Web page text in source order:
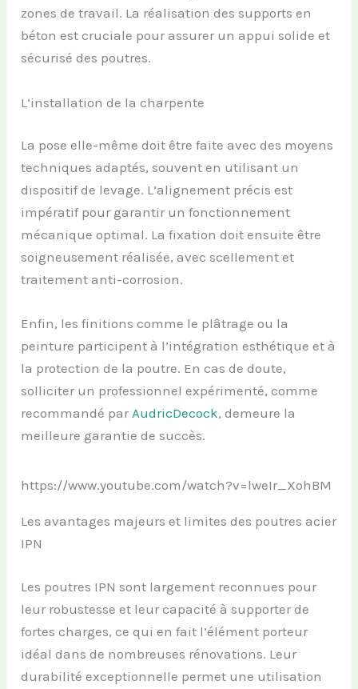
zones de travail. La réalisation des supports en
béton est cruciale pour assurer un appui solide et
sécurisé des poutres.
L’installation de la charpente
La pose elle-même doit être faite avec des moyens
techniques adaptés, souvent en utilisant un
dispositif de levage. L’alignement précis est
impératif pour garantir un fonctionnement
mécanique optimal. La fixation doit ensuite être
soigneusement réalisée, avec scellement et
traitement anti-corrosion.
Enfin, les finitions comme le plâtrage ou la
peinture participent à l’intégration esthétique et à
la protection de la poutre. En cas de doute,
solliciter un professionnel expérimenté, comme
recommandé parAudricDecock, demeure la
meilleure garantie de succès.
https://www.youtube.com/watch?v=lweIr_XohBM
Les avantages majeurs et limites des poutres acier
IPN
Les poutres IPN sont largement reconnues pour
leur robustesse et leur capacité à supporter de
fortes charges, ce qui en fait l’élément porteur
idéal dans de nombreuses rénovations. Leur
durabilité exceptionnelle permet une utilisation